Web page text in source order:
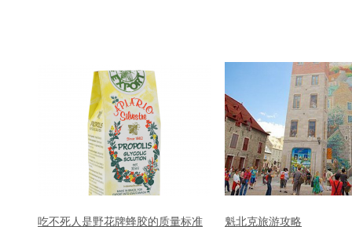
吃不死人是野花牌蜂胶的质量标准 魁北克旅游攻略